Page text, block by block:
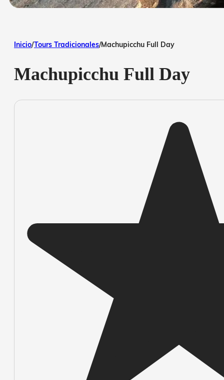
Inicio/Tours Tradicionales/Machupicchu Full Day
Machupicchu Full Day